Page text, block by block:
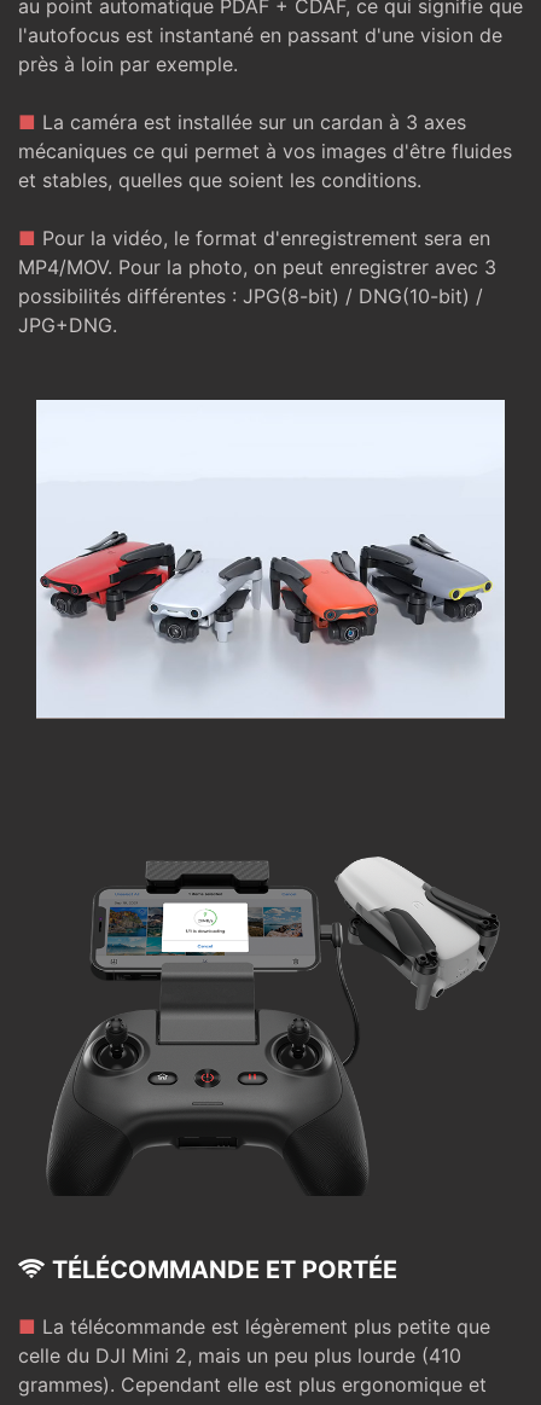
au point automatique PDAF + CDAF, ce qui signifie que
l'autofocus est instantané en passant d'une vision de
près à loin par exemple.
■ La caméra est installée sur un cardan à 3 axes
mécaniques ce qui permet à vos images d'être fluides
et stables, quelles que soient les conditions.
■ Pour la vidéo, le format d'enregistrement sera en
MP4/MOV. Pour la photo, on peut enregistrer avec 3
possibilités différentes : JPG(8-bit) / DNG(10-bit) /
JPG+DNG.
TÉLÉCOMMANDE ET PORTÉE
■ La télécommande est légèrement plus petite que
celle du DJI Mini 2, mais un peu plus lourde (410
grammes). Cependant elle est plus ergonomique et